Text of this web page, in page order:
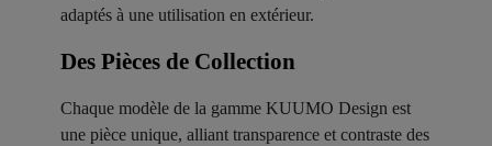
adaptés à une utilisation en extérieur.
Des Pièces de Collection ​
Chaque modèle de la gamme KUUMO Design est
une pièce unique, alliant transparence et contraste des